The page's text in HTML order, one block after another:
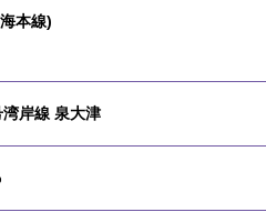
本線)
岸線 泉大津